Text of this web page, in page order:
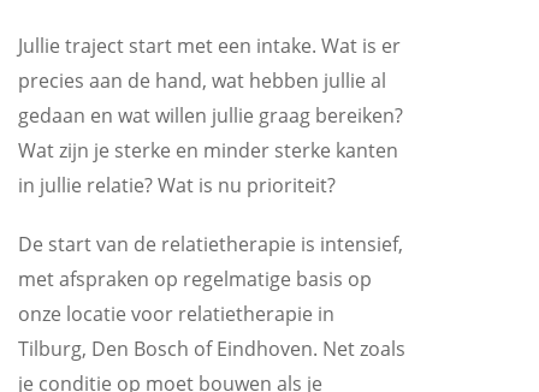
Jullie traject start met een intake. Wat is er
precies aan de hand, wat hebben jullie al
gedaan en wat willen jullie graag bereiken?
Wat zijn je sterke en minder sterke kanten
in jullie relatie? Wat is nu prioriteit?
De start van de relatietherapie is intensief,
met afspraken op regelmatige basis op
onze locatie voor relatietherapie in
Tilburg, Den Bosch of Eindhoven. Net zoals
je conditie op moet bouwen als je